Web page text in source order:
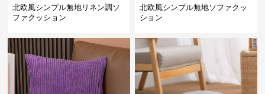
北欧風シンプル無地リネン調ソ
ファクッション
北欧風シンプル無地ソファクッ
ション